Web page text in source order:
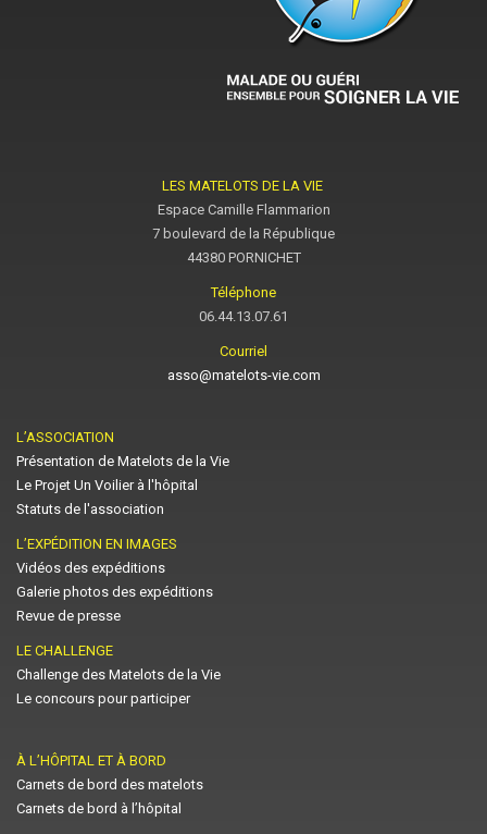
LES MATELOTS DE LA VIE
Espace Camille Flammarion
7 boulevard de la République
44380 PORNICHET
Téléphone
06.44.13.07.61
Courriel
asso@matelots-vie.com
L’ASSOCIATION
Présentation de Matelots de la Vie
Le Projet Un Voilier à l'hôpital
Statuts de l'association
L’EXPÉDITION EN IMAGES
Vidéos des expéditions
Galerie photos des expéditions
Revue de presse
LE CHALLENGE
Challenge des Matelots de la Vie
Le concours pour participer
À L’HÔPITAL ET À BORD
Carnets de bord des matelots
Carnets de bord à l’hôpital